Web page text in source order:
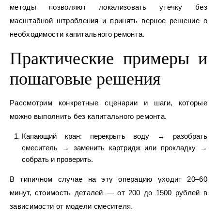
методы позволяют локализовать утечку без
масштабной штробления и принять верное решение о
необходимости капитального ремонта.
Практические примеры и
пошаговые решения
Рассмотрим конкретные сценарии и шаги, которые
можно выполнить без капитального ремонта.
Капающий кран: перекрыть воду → разобрать
смеситель → заменить картридж или прокладку →
собрать и проверить.
В типичном случае на эту операцию уходит 20–60
минут, стоимость деталей — от 200 до 1500 рублей в
зависимости от модели смесителя.